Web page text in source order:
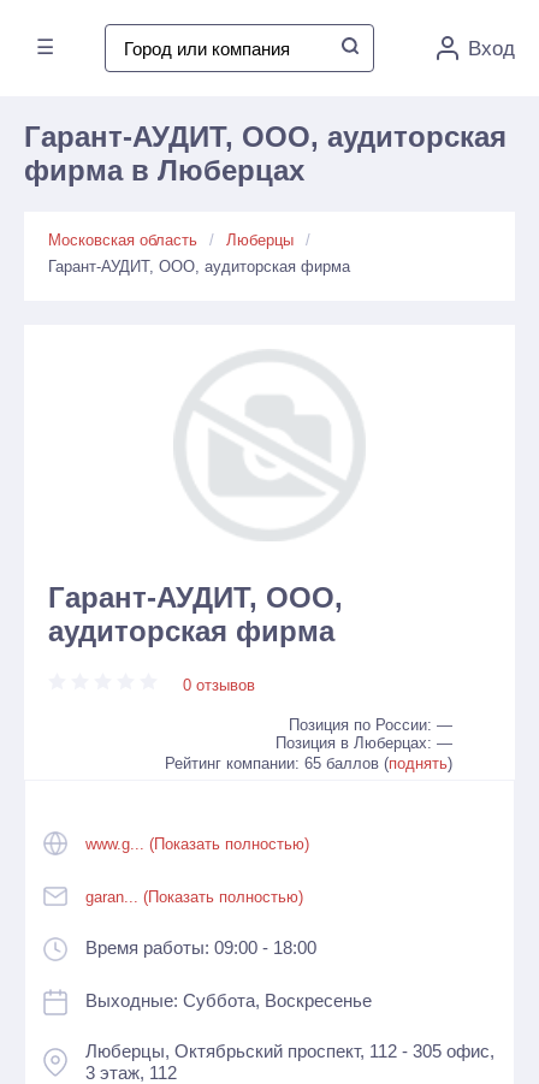
☰ Вход
Гарант-АУДИТ, ООО, аудиторская
фирма в Люберцах
Московская область
Люберцы
Гарант-АУДИТ, ООО, аудиторская фирма
Гарант-АУДИТ, ООО,
аудиторская фирма
0 отзывов
Позиция по России: —
Позиция в Люберцах: —
Рейтинг компании: 65 баллов (поднять)
www.g... (Показать полностью)
garan... (Показать полностью)
Время работы: 09:00 - 18:00
Выходные: Суббота, Воскресенье
Люберцы, Октябрьский проспект, 112 - 305 офис,
3 этаж, 112